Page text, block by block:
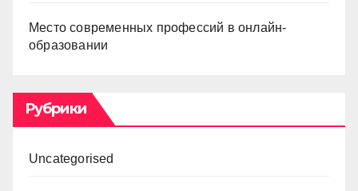
Место современных профессий в онлайн-
образовании
Рубрики
Uncategorised